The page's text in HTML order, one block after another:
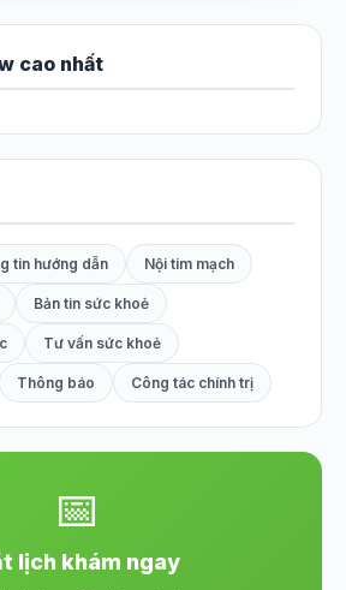
cao nhất
tin hướng dẫn Nội tim mạch
Bản tin sức khoẻ
Tư vấn sức khoẻ
Thông báo Công tác chính trị
📅
lịch khám ngay